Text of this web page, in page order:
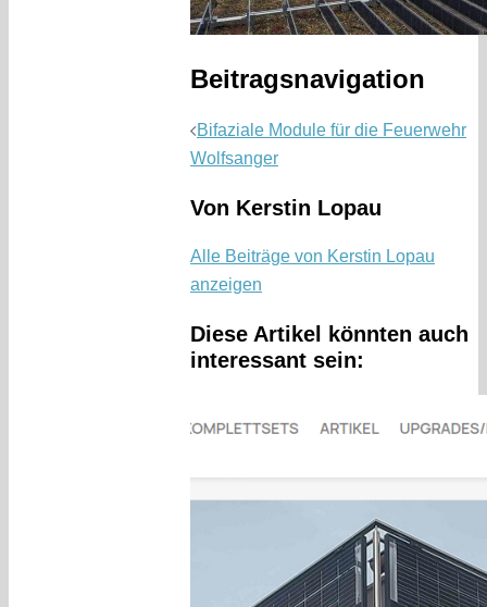
Beitragsnavigation
Bifaziale Module für die Feuerwehr
Wolfsanger
Von Kerstin Lopau
Alle Beiträge von Kerstin Lopau
anzeigen
Diese Artikel könnten auch
interessant sein: